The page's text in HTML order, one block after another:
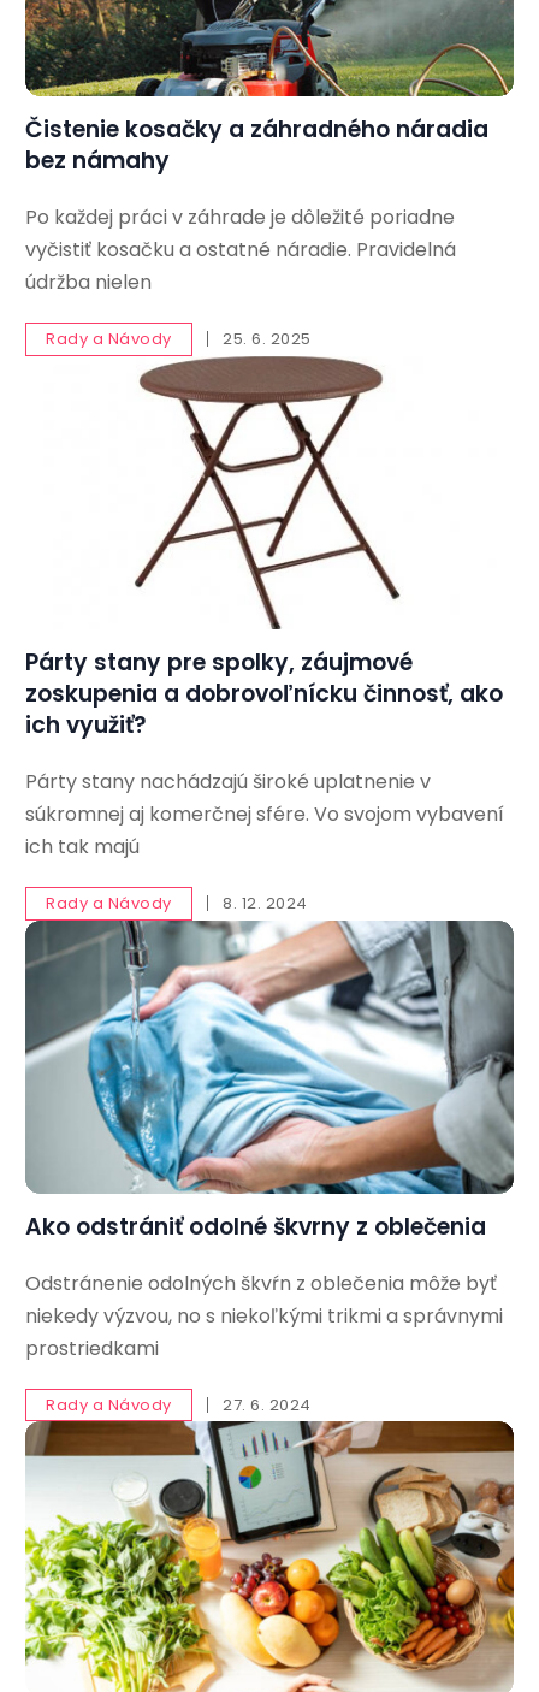
Čistenie kosačky a záhradného náradia
bez námahy
Po každej práci v záhrade je dôležité poriadne
vyčistiť kosačku a ostatné náradie. Pravidelná
údržba nielen
Rady a Návody 25. 6. 2025
Párty stany pre spolky, záujmové
zoskupenia a dobrovoľnícku činnosť, ako
ich využiť?
Párty stany nachádzajú široké uplatnenie v
súkromnej aj komerčnej sfére. Vo svojom vybavení
ich tak majú
Rady a Návody 8. 12. 2024
Ako odstrániť odolné škvrny z oblečenia
Odstránenie odolných škvŕn z oblečenia môže byť
niekedy výzvou, no s niekoľkými trikmi a správnymi
prostriedkami
Rady a Návody 27. 6. 2024